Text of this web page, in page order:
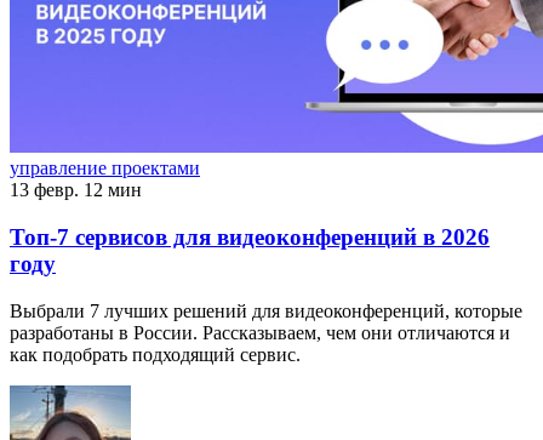
управление проектами
13 февр. 12 мин
Топ-7 сервисов для видеоконференций в 2026
году
Выбрали 7 лучших решений для видеоконференций, которые
разработаны в России. Рассказываем, чем они отличаются и
как подобрать подходящий сервис.